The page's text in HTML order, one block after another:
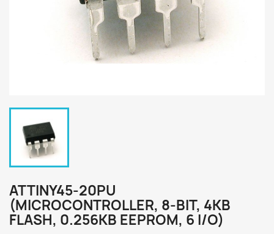
ATTINY45-20PU
(MICROCONTROLLER, 8-BIT, 4KB
FLASH, 0.256KB EEPROM, 6 I/O)